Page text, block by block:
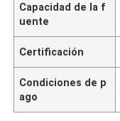
Capacidad de la f
uente
Certificación
Condiciones de p
ago